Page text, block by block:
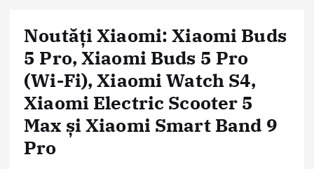
Noutăți Xiaomi: Xiaomi Buds
5 Pro, Xiaomi Buds 5 Pro
(Wi-Fi), Xiaomi Watch S4,
Xiaomi Electric Scooter 5
Max și Xiaomi Smart Band 9
Pro